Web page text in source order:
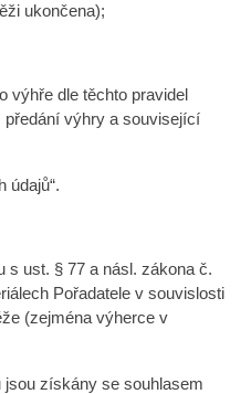
ukončena);
výhře dle těchto pravidel
předání výhry a související
údajů“.
s ust. § 77 a násl. zákona č.
Pořadatele v souvislosti
(zejména výherce v
získány se souhlasem